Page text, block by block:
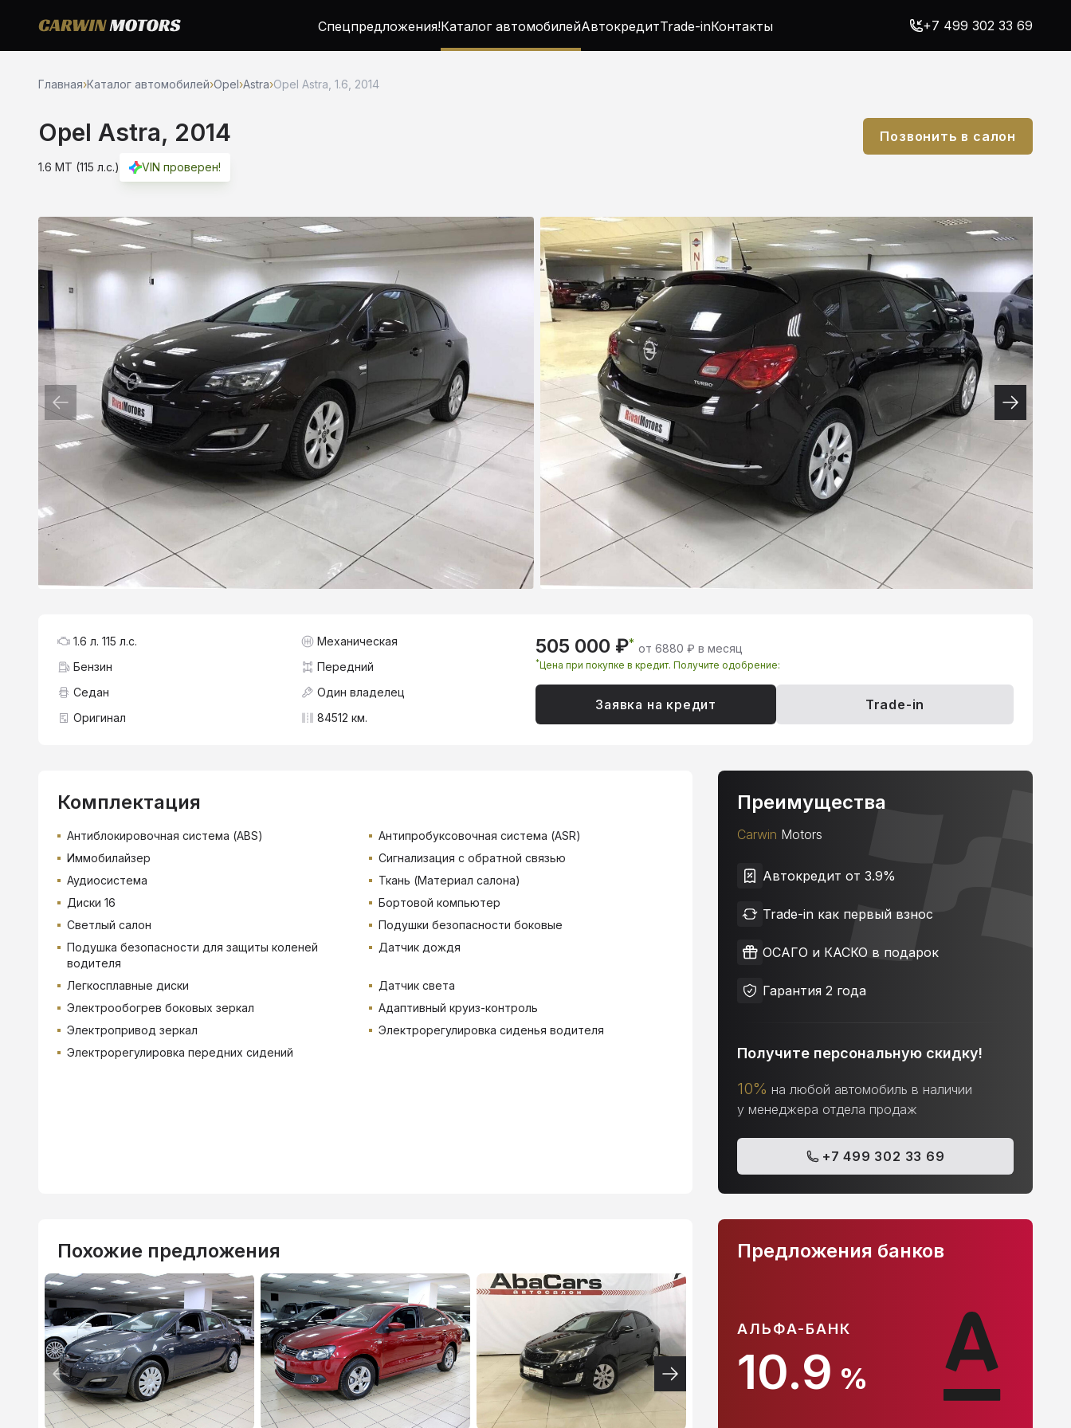
Спецпредложения!Каталог автомобилейАвтокредитTrade-inКонтакты +7 499 302 33 69
Главная›Каталог автомобилей›Opel›Astra›Opel Astra, 1.6, 2014
Opel Astra, 2014
1.6 MT (115 л.с.) VIN проверен!
Позвонить в салон
505 000 ₽* от 6880 ₽ в месяц
*Цена при покупке в кредит. Получите одобрение:
Заявка на кредит Trade-in
1.6 л. 115 л.с.
Механическая
Бензин
Передний
Седан
Один владелец
Оригинал
84512 км.
Комплектация
Антиблокировочная система (ABS)
Антипробуксовочная система (ASR)
Иммобилайзер
Сигнализация с обратной связью
Аудиосистема
Ткань (Материал салона)
Диски 16
Бортовой компьютер
Светлый салон
Подушки безопасности боковые
Подушка безопасности для защиты коленей
водителя
Датчик дождя
Легкосплавные диски
Датчик света
Электрообогрев боковых зеркал
Адаптивный круиз-контроль
Электропривод зеркал
Электрорегулировка сиденья водителя
Электрорегулировка передних сидений
Преимущества
Carwin Motors
Автокредит от 3.9%
Trade-in как первый взнос
ОСАГО и КАСКО в подарок
Гарантия 2 года
Получите персональную скидку!
10% на любой автомобиль в наличии
у менеджера отдела продаж
+7 499 302 33 69
Похожие предложения
ВТБ
3.9%
ТИНЬКОФФ
4.9%
АЛЬФА-БАНК
10.9 %
Предложения банков